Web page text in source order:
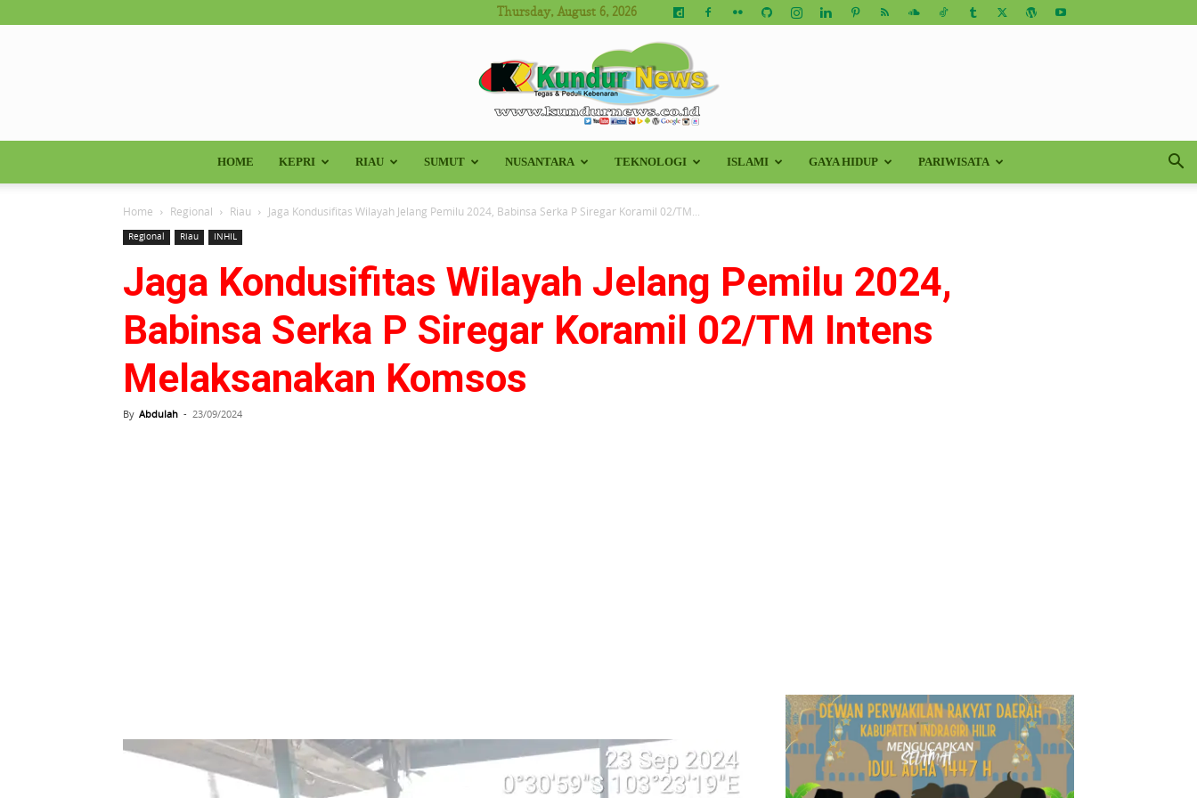
Thursday, August 6, 2026
Kundur
News
HOME KEPRI RIAU SUMUT NUSANTARA TEKNOLOGI ISLAMI GAYA HIDUP PARIWISATA
Home Regional Riau Jaga Kondusifitas Wilayah Jelang Pemilu 2024, Babinsa Serka P Siregar Koramil 02/TM...
Regional Riau INHIL
Jaga Kondusifitas Wilayah Jelang Pemilu 2024,
Babinsa Serka P Siregar Koramil 02/TM Intens
Melaksanakan Komsos
By Abdulah - 23/09/2024